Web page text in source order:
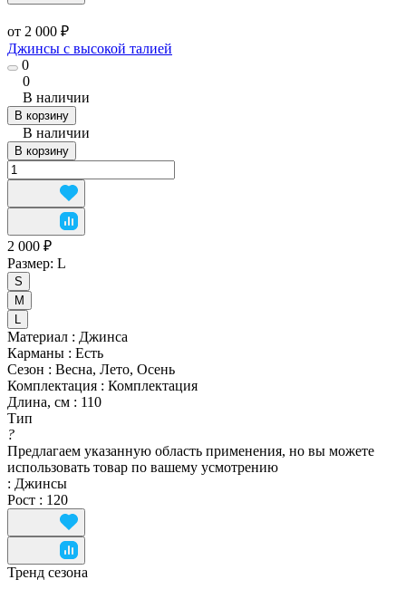
от 2 000 ₽
Джинсы с высокой талией
0
0
В наличии
В корзину
В наличии
В корзину
2 000 ₽
Размер: L
S
M
L
Материал : Джинса
Карманы : Есть
Сезон : Весна, Лето, Осень
Комплектация : Комплектация
Длина, см : 110
Тип
?
Предлагаем указанную область применения, но вы можете
использовать товар по вашему усмотрению
: Джинсы
Рост : 120
Тренд сезона